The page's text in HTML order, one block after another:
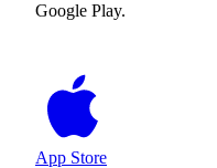
Google Play.
App Store